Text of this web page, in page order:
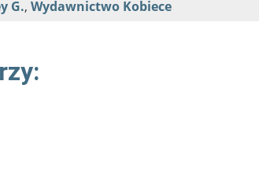
G., Wydawnictwo Kobiece